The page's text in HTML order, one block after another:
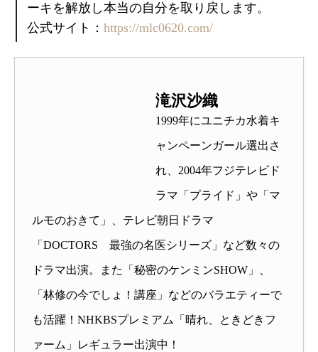
ーキを解放し本当の自分を取り戻します。
公式サイト：https://mlc0620.com/
滝沢沙織
1999年にユニチカ水着キ
ャンペーンガール選出さ
れ、2004年フジテレビド
ラマ「プライド」や「マ
ルモのおきて」、テレビ朝日ドラマ
「DOCTORS 最強の名医シリーズ」など数々の
ドラマ出演。また「秘密のケンミンSHOW」、
「林修の今でしょ！講座」などのバラエティーで
も活躍！NHKBSプレミアム「晴れ、ときどきフ
ァーム」レギュラー出演中！